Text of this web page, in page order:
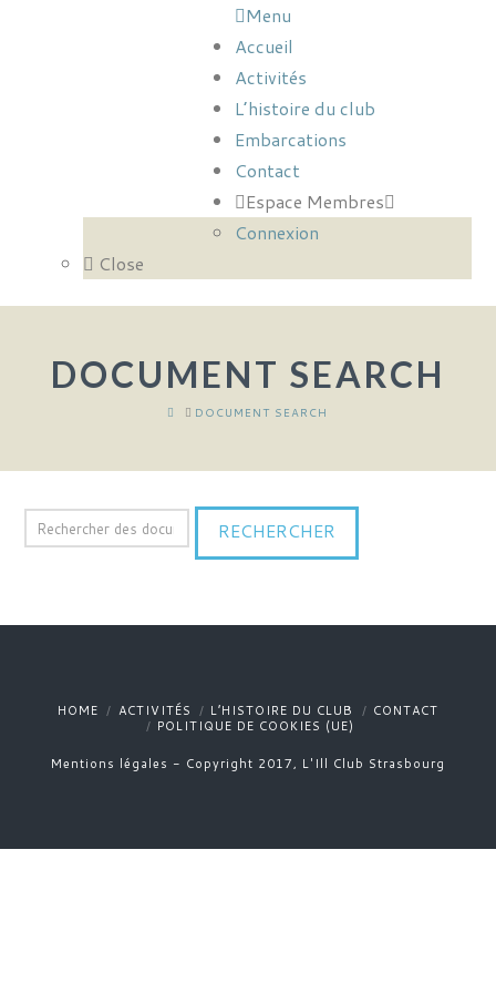
Menu
Accueil
Activités
L’histoire du club
Embarcations
Contact
Espace Membres
Connexion
Close
DOCUMENT SEARCH
HOMEDOCUMENT SEARCH
Recherche
RECHERCHER
HOME ACTIVITÉS L’HISTOIRE DU CLUB
CONTACT
POLITIQUE DE COOKIES (UE)
Mentions légales - Copyright 2017, L'Ill Club Strasbourg